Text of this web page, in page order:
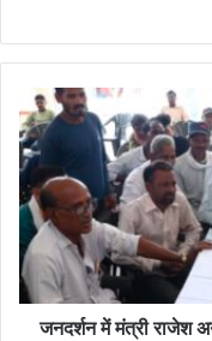
जनदर्शन में मंत्री राजेश